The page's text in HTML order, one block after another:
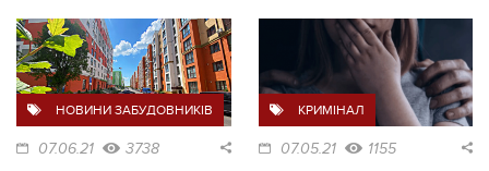
НОВИНИ ЗАБУДОВНИКІВ
07.06.21 3738
КРИМІНАЛ
07.05.21 1155